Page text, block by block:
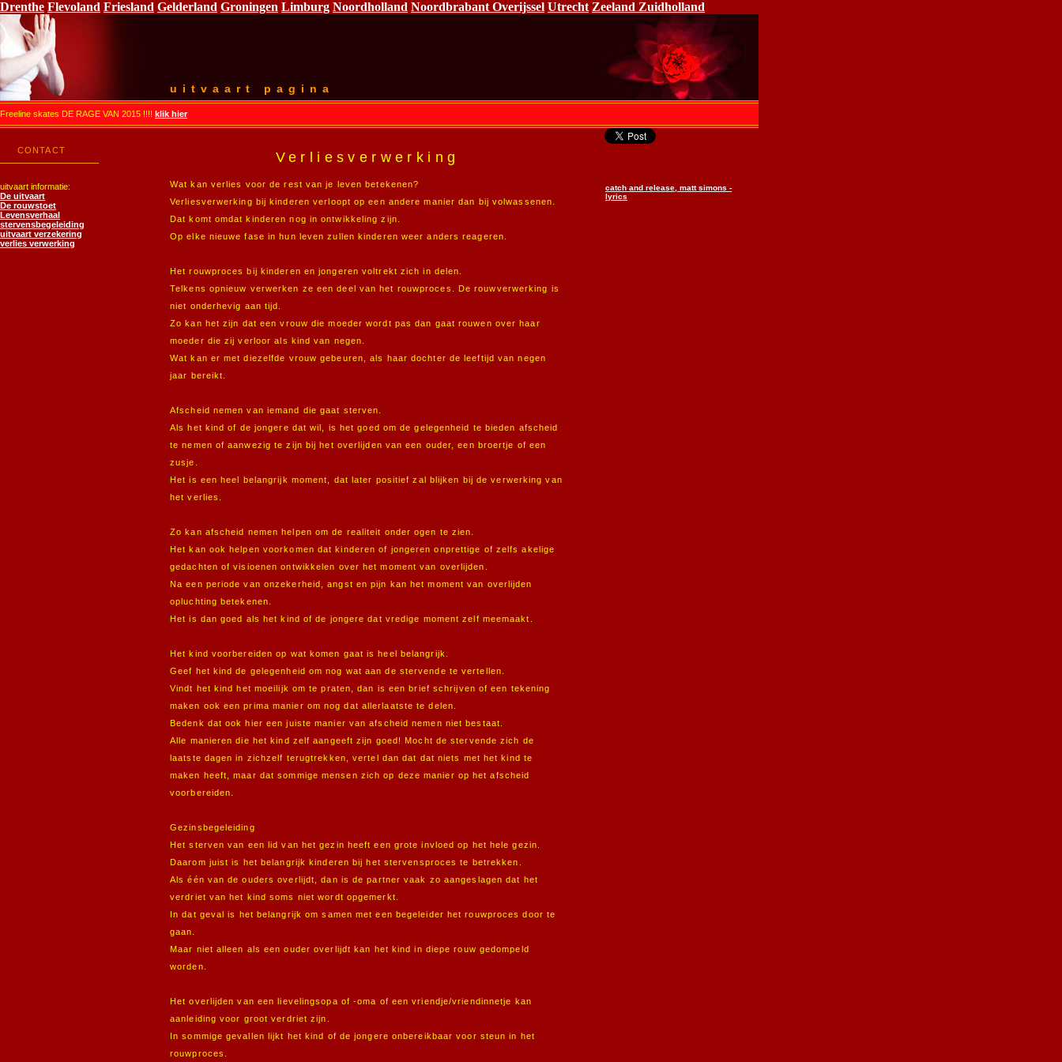
Drenthe Flevoland Friesland Gelderland Groningen Limburg Noordholland Noordbrabant Overijssel Utrecht Zeeland Zuidholland
uitvaart pagina
Freeline skates DE RAGE VAN 2015 !!!! klik hier
CONTACT
uitvaart informatie:
De uitvaart
De rouwstoet
Levensverhaal
stervensbegeleiding
uitvaart verzekering
verlies verwerking
Verliesverwerking
Wat kan verlies voor de rest van je leven betekenen?
Verliesverwerking bij kinderen verloopt op een andere manier dan bij volwassenen.
Dat komt omdat kinderen nog in ontwikkeling zijn.
Op elke nieuwe fase in hun leven zullen kinderen weer anders reageren.
Het rouwproces bij kinderen en jongeren voltrekt zich in delen.
Telkens opnieuw verwerken ze een deel van het rouwproces. De rouwverwerking is
niet onderhevig aan tijd.
Zo kan het zijn dat een vrouw die moeder wordt pas dan gaat rouwen over haar
moeder die zij verloor als kind van negen.
Wat kan er met diezelfde vrouw gebeuren, als haar dochter de leeftijd van negen
jaar bereikt.
Afscheid nemen van iemand die gaat sterven.
Als het kind of de jongere dat wil, is het goed om de gelegenheid te bieden afscheid
te nemen of aanwezig te zijn bij het overlijden van een ouder, een broertje of een
zusje.
Het is een heel belangrijk moment, dat later positief zal blijken bij de verwerking van
het verlies.
Zo kan afscheid nemen helpen om de realiteit onder ogen te zien.
Het kan ook helpen voorkomen dat kinderen of jongeren onprettige of zelfs akelige
gedachten of visioenen ontwikkelen over het moment van overlijden.
Na een periode van onzekerheid, angst en pijn kan het moment van overlijden
opluchting betekenen.
Het is dan goed als het kind of de jongere dat vredige moment zelf meemaakt.
Het kind voorbereiden op wat komen gaat is heel belangrijk.
Geef het kind de gelegenheid om nog wat aan de stervende te vertellen.
Vindt het kind het moeilijk om te praten, dan is een brief schrijven of een tekening
maken ook een prima manier om nog dat allerlaatste te delen.
Bedenk dat ook hier een juiste manier van afscheid nemen niet bestaat.
Alle manieren die het kind zelf aangeeft zijn goed! Mocht de stervende zich de
laatste dagen in zichzelf terugtrekken, vertel dan dat dat niets met het kind te
maken heeft, maar dat sommige mensen zich op deze manier op het afscheid
voorbereiden.
Gezinsbegeleiding
Het sterven van een lid van het gezin heeft een grote invloed op het hele gezin.
Daarom juist is het belangrijk kinderen bij het stervensproces te betrekken.
Als één van de ouders overlijdt, dan is de partner vaak zo aangeslagen dat het
verdriet van het kind soms niet wordt opgemerkt.
In dat geval is het belangrijk om samen met een begeleider het rouwproces door te
gaan.
Maar niet alleen als een ouder overlijdt kan het kind in diepe rouw gedompeld
worden.
Het overlijden van een lievelingsopa of -oma of een vriendje/vriendinnetje kan
aanleiding voor groot verdriet zijn.
In sommige gevallen lijkt het kind of de jongere onbereikbaar voor steun in het
rouwproces.
catch and release, matt simons -
lyrics